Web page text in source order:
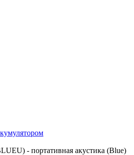
- портативная акустика (Blue)